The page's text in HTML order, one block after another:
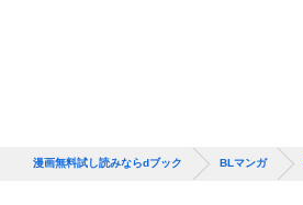
漫画無料試し読みならdブック BLマンガ